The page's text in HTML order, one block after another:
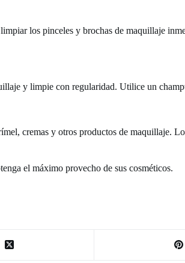
los pinceles y brochas de maquillaje
y limpie con regularidad. Utilice un
cremas y otros productos de maquillaje.
el máximo provecho de sus cosméticos.